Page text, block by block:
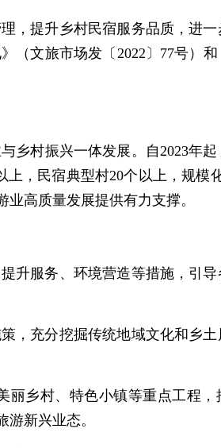
，提升乡村民宿服务品质，进一
（文旅市场发〔2022〕77号）
乡村振兴一体发展。自2023年
，民宿典型村20个以上，规模
高质量发展提供有力支撑。
升服务、环境营造等措施，引
，充分挖掘传统地域文化和乡
丽乡村、特色小镇等重点工程
新兴业态。